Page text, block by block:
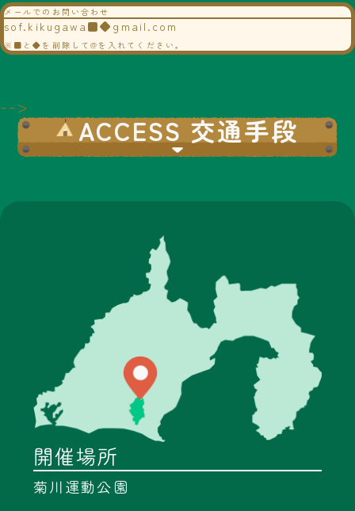
メールでのお問い合わせ
sof.kikugawa■◆gmail.com
※■と◆を削除して@を入れてください。
-->
ACCESS 交通手段
開催場所
菊川運動公園